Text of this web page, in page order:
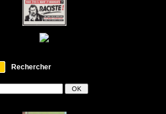
Rechercher